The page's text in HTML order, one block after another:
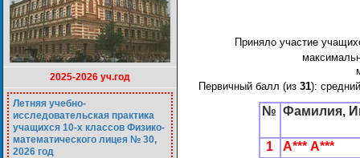
2025-2026 уч.год
Летняя учебно-
исследовательская практика
учащихся 10-х классов Физико-
математического лицея № 30,
2026 год
Приняло участие
Первичный балл (из 31):
№ Фамилия,
1
А*** А***